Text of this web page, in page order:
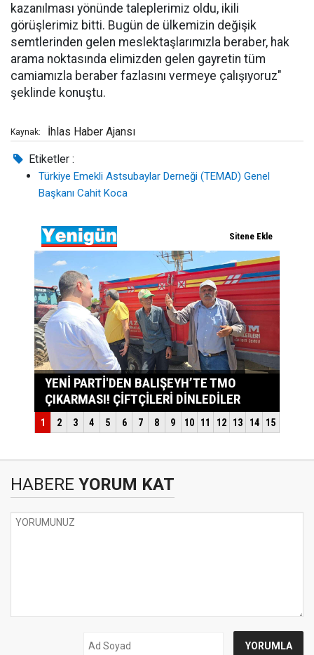
kazanılması yönünde taleplerimiz oldu, ikili
görüşlerimiz bitti. Bugün de ülkemizin değişik
semtlerinden gelen meslektaşlarımızla beraber, hak
arama noktasında elimizden gelen gayretin tüm
camiamızla beraber fazlasını vermeye çalışıyoruz"
şeklinde konuştu.
Kaynak: İhlas Haber Ajansı
Etiketler :
Türkiye Emekli Astsubaylar Derneği (TEMAD) Genel
Başkanı Cahit Koca
HABERE YORUM KAT